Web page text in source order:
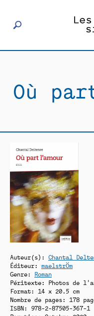
Éditeurs
Actualités
Rencontres
Où
Auteur(s): Chantal
Éditeur: maelstrÖm
Genre: Roman
Péritexte: Photos de
Format: 14 x 20.5 cm
Nombre de pages: 178
ISBN: 978-2-87505-367-1